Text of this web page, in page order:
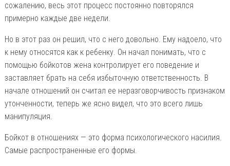
сожалению, весь этот процесс постоянно повторялся
примерно каждые две недели.
Но в этот раз он решил, что с него довольно. Ему надоело, что
к нему относятся как к ребенку. Он начал понимать, что с
помощью бойкотов жена контролирует его поведение и
заставляет брать на себя избыточную ответственность. В
начале отношений он считал ее неразговорчивость признаком
утонченности, теперь же ясно видел, что это всего лишь
манипуляция.
Бойкот в отношениях — это форма психологического насилия.
Самые распространенные его формы.